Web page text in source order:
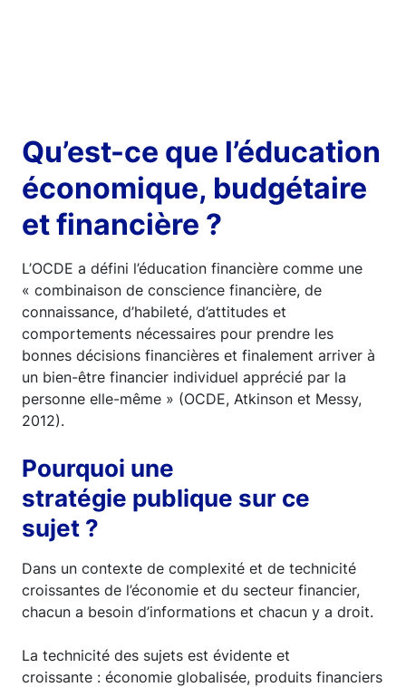
Qu’est-ce que l’éducation
économique, budgétaire
et financière ?
L’OCDE a défini l’éducation financière comme une
« combinaison de conscience financière, de
connaissance, d’habileté, d’attitudes et
comportements nécessaires pour prendre les
bonnes décisions financières et finalement arriver à
un bien-être financier individuel apprécié par la
personne elle-même » (OCDE, Atkinson et Messy,
2012).
Pourquoi une
stratégie publique sur ce
sujet ?
Dans un contexte de complexité et de technicité
croissantes de l’économie et du secteur financier,
chacun a besoin d’informations et chacun y a droit.
La technicité des sujets est évidente et
croissante : économie globalisée, produits financiers